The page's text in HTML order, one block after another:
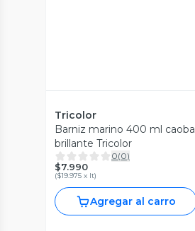
Tricolor
Barniz marino 400 ml caoba
brillante Tricolor
0(0)
$7.990
($19.975 x lt)
Agregar al carro